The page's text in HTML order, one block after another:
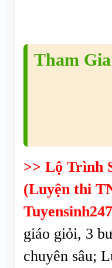
Tham
>> Lộ Trình
(Luyện thi
giáo giỏi, 3
chuyên sâu;